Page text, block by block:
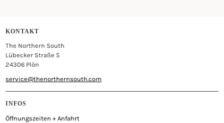
KONTAKT
The Northern South
Lübecker Straße 5
24306 Plön
service@thenorthernsouth.com
INFOS
Öffnungszeiten + Anfahrt